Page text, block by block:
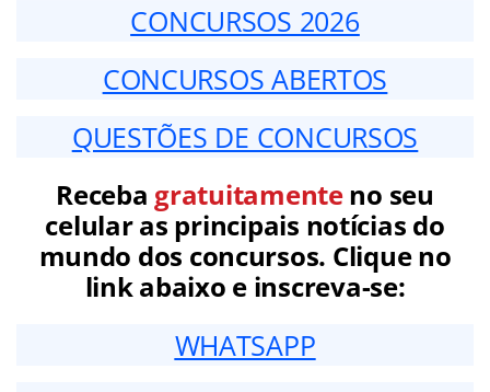
CONCURSOS 2026
CONCURSOS ABERTOS
QUESTÕES DE CONCURSOS
Receba gratuitamenteno seu
celular as principais notícias do
mundo dos concursos. Clique no
link abaixo e inscreva-se:
WHATSAPP